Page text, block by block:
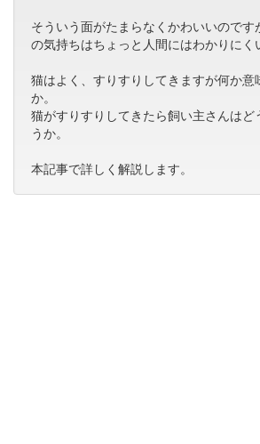
そういう面がたまらなくかわいいので
の気持ちはちょっと人間にはわかりにく
猫はよく、すりすりしてきますが何か意
か。
猫がすりすりしてきたら飼い主さんはど
うか。
本記事で詳しく解説します。